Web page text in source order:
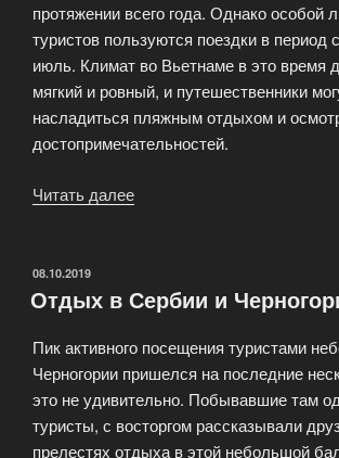
протяжении всего года. Однако особой
туристов пользуются поездки в период
июль. Климат во Вьетнаме в это время
мягкий и ровный, и путешественники
насладиться пляжным отдыхом и
достопримечательностей.
Читать далее
ОПУБЛИКОВАНО
08.10.2019
Отдых в Сербии и
Пик активного посещения туристами
Черногории пришелся на последние
это не удивительно. Побывавшие там
туристы, с восторгом рассказывали
прелестях отдыха в этой небольшой